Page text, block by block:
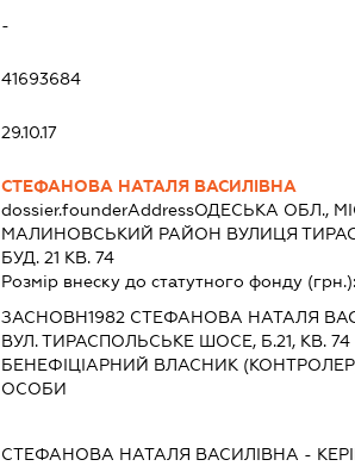
-
41693684
29.10.17
СТЕФАНОВА НАТАЛЯ ВАСИЛІВНА
dossier.founderAddressОДЕСЬКА ОБЛ.,
МАЛИНОВСЬКИЙ РАЙОН ВУЛИЦЯ
БУД. 21 КВ. 74
Розмір внеску до статутного фонду (грн.):
ЗАСНОВН1982 СТЕФАНОВА НАТАЛЯ
ВУЛ. ТИРАСПОЛЬСЬКЕ ШОСЕ, Б.21, КВ.
БЕНЕФІЦІАРНИЙ ВЛАСНИК
ОСОБИ
СТЕФАНОВА НАТАЛЯ ВАСИЛІВНА -